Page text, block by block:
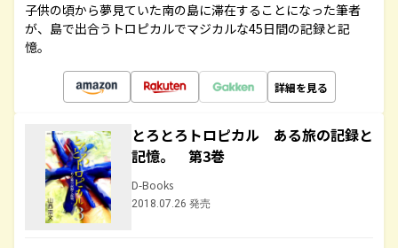
子供の頃から夢見ていた南の島に滞在することになった筆者
が、島で出合うトロピカルでマジカルな45日間の記録と記
憶。
詳細を見る
とろとろトロピカル ある旅の記録と
記憶。 第3巻
D-Books
2018.07.26 発売